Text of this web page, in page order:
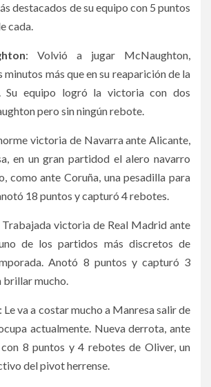
destacados de su equipo con 5 puntos
cada.
: Volvió a jugar McNaughton,
minutos más que en su reaparición de la
Su equipo logró la victoria con dos
pero sin ningún rebote.
victoria de Navarra ante Alicante,
en un gran partidod el alero navarro
como ante Coruña, una pesadilla para
18 puntos y capturó 4 rebotes.
Trabajada victoria de Real Madrid ante
de los partidos más discretos de
Anotó 8 puntos y capturó 3
brillar mucho.
: Le va a costar mucho a Manresa salir de
actualmente. Nueva derrota, ante
8 puntos y 4 rebotes de Oliver, un
del pivot herrense.